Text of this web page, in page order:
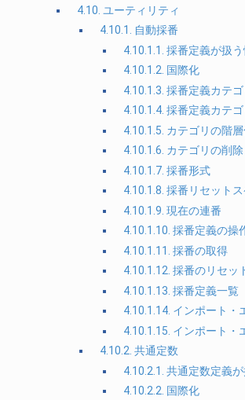
4.10. ユーティリティ
4.10.1. 自動採番
4.10.1.1. 採番定義が扱
4.10.1.2. 国際化
4.10.1.3. 採番定義カテゴ
4.10.1.4. 採番定義カテ
4.10.1.5. カテゴリの階
4.10.1.6. カテゴリの削除
4.10.1.7. 採番形式
4.10.1.8. 採番リセット
4.10.1.9. 現在の連番
4.10.1.10. 採番定義の操
4.10.1.11. 採番の取得
4.10.1.12. 採番のリセッ
4.10.1.13. 採番定義一覧
4.10.1.14. インポート・
4.10.1.15. インポート・
4.10.2. 共通定数
4.10.2.1. 共通定数定義
4.10.2.2. 国際化